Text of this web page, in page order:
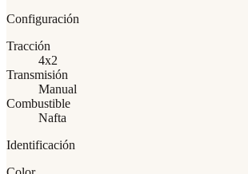
Configuración
Tracción
4x2
Transmisión
Manual
Combustible
Nafta
Identificación